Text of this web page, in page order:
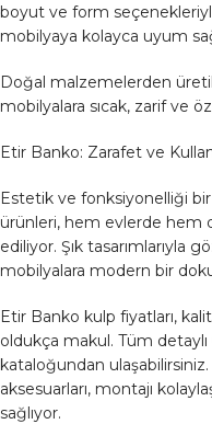
boyut ve form
mobilyaya kolayca uyum
Doğal malzemelerden
mobilyalara sıcak, zarif ve
Etir Banko: Zarafet ve
Estetik ve fonksiyonelliği
ürünleri, hem evlerde hem
ediliyor. Şık tasarımlarıyla
mobilyalara modern bir
Etir Banko kulp fiyatları,
oldukça makul. Tüm
kataloğundan
aksesuarları, montajı
sağlıyor.